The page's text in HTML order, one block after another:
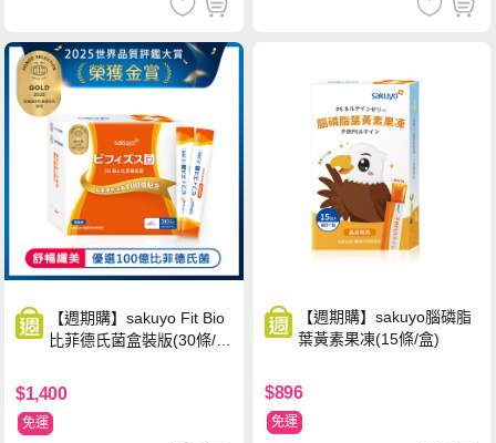
【週期購】sakuyo Fit Bio
比菲德氏菌盒裝版(30條/
$1,400
免運
【週期購】sakuyo腦磷脂
葉黃素果凍(15條/盒)
$896
免運